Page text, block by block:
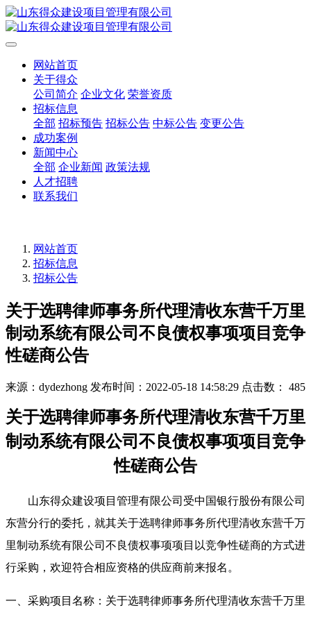
网站首页
关于得众
公司简介 企业文化 荣誉资质
招标信息
全部 招标预告 招标公告 中标公告 变更公告
成功案例
新闻中心
全部 企业新闻 政策法规
人才招聘
联系我们
网站首页
招标信息
招标公告
关于选聘律师事务所代理清收东营千万里
制动系统有限公司不良债权事项项目竞争
性磋商公告
来源：dydezhong 发布时间：2022-05-18 14:58:29 点击数： 485
关于选聘律师事务所代理清收东营千万里
制动系统有限公司不良债权事项项目 竞争
性磋商公告
山东得众建设项目管理有限公司受中国银行股份有限公司
东营分行的委托，就其关于选聘律师事务所代理清收东营千万
里制动系统有限公司不良债权事项项目 以竞争性磋商的方式进
行采购，欢迎符合相应资格的供应商前来报名。
一、采购项目名称： 关于选聘律师事务所代理清收东营千万里